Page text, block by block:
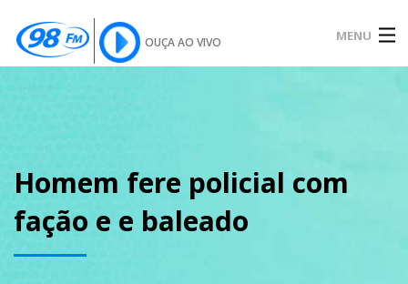
OUÇA AO VIVO MENU
SOBRE
NOTÍCIAS
Homem fere policial com
fação e e baleado